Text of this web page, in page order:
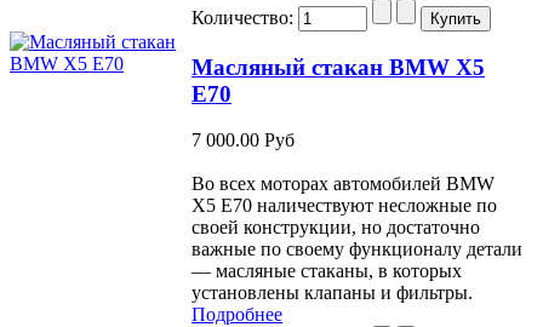
Количество:
Масляный стакан BMW X5
E70
7 000.00 Руб
Во всех моторах автомобилей BMW
Х5 Е70 наличествуют несложные по
своей конструкции, но достаточно
важные по своему функционалу детали
— масляные стаканы, в которых
установлены клапаны и фильтры.
Подробнее